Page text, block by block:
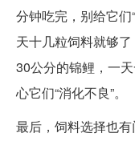
分钟吃完，别给它
天十几粒饲料就够了
30公分的锦鲤，一
心它们“消化不良”。
最后，饲料选择也